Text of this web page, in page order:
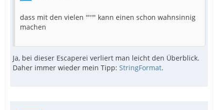
dass mit den vielen '"''" kann einen schon wahnsinnig
machen
Ja, bei dieser Escaperei verliert man leicht den Überblick.
Daher immer wieder mein Tipp: StringFormat.